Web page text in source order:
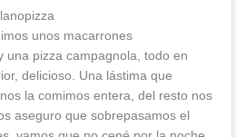
unos macarrones
una pizza campagnola, todo en
delicioso. Una lástima que
la comimos entera, del resto nos
aseguro que sobrepasamos el